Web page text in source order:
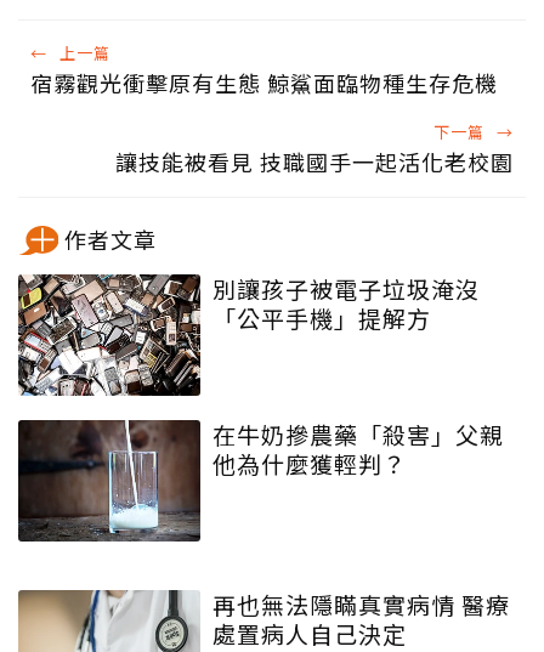
← 上一篇
宿霧觀光衝擊原有生態 鯨鯊面臨物種生存危機
下一篇 →
讓技能被看見 技職國手一起活化老校園
作者文章
別讓孩子被電子垃圾淹沒
「公平手機」提解方
在牛奶摻農藥「殺害」父親
他為什麼獲輕判？
再也無法隱瞞真實病情 醫療
處置病人自己決定